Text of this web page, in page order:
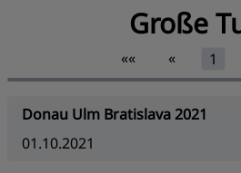
Große
«« « 1
Donau Ulm Bratislava 2021
01.10.2021